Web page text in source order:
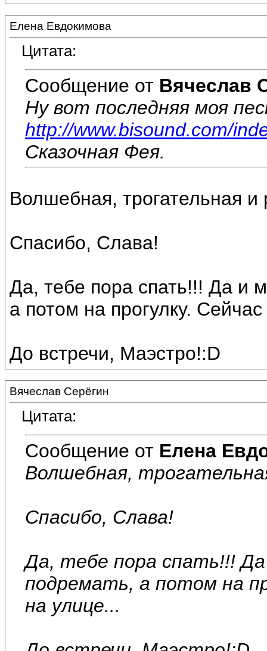
Елена Евдокимова
Цитата:
Сообщение от Вячеслав
Ну вот последняя моя
http://www.bisound.com/
Сказочная Фея.
Волшебная, трогательная
Спасибо, Слава!
Да, тебе пора спать!!! Да и
а потом на прогулку.
До встречи, Маэстро!:D
Вячеслав Серёгин
Цитата:
Сообщение от Елена
Волшебная,
Спасибо, Слава!
Да, тебе пора спать!!!
подремать, а потом на
на улице...